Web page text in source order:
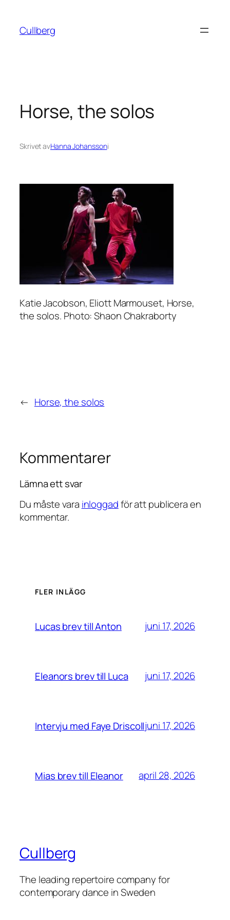
innehåll
Cullberg
Horse, the solos
Skrivet avHanna Johanssoni
Katie Jacobson, Eliott Marmouset, Horse,
the solos. Photo: Shaon Chakraborty
← Horse, the solos
Kommentarer
Lämna ett svar
Du måste vara inloggadför att publicera en
kommentar.
FLER INLÄGG
Lucas brev till Anton juni 17, 2026
Eleanors brev till Luca juni 17, 2026
Intervju med Faye Driscolljuni 17, 2026
Mias brev till Eleanor april 28, 2026
Cullberg
The leading repertoire company for
contemporary dance in Sweden